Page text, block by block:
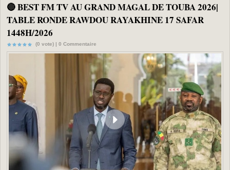
🔴 BEST FM TV AU GRAND MAGAL DE TOUBA 2026|
TABLE RONDE RAWDOU RAYAKHINE 17 SAFAR
1448H/2026
(0 vote) | 0 Commentaire